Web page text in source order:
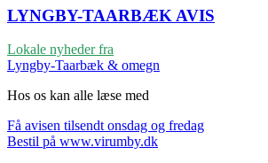
LYNGBY-TAARBÆK AVIS
Lokale nyheder fra
Lyngby-Taarbæk & omegn
Hos os kan alle læse med
Få avisen tilsendt onsdag og fredag
Bestil på www.virumby.dk